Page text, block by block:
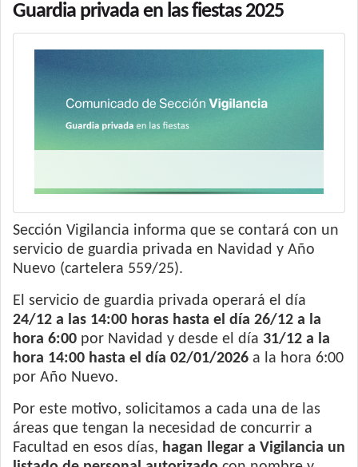
Guardia privada en las fiestas 2025
Sección Vigilancia informa que se contará con un
servicio de guardia privada en Navidad y Año
Nuevo (cartelera 559/25).
El servicio de guardia privada operará el día
24/12 a las 14:00 horas hasta el día 26/12 a la
hora 6:00 por Navidad y desde el día 31/12 a la
hora 14:00 hasta el día 02/01/2026 a la hora 6:00
por Año Nuevo.
Por este motivo, solicitamos a cada una de las
áreas que tengan la necesidad de concurrir a
Facultad en esos días, hagan llegar a Vigilancia un